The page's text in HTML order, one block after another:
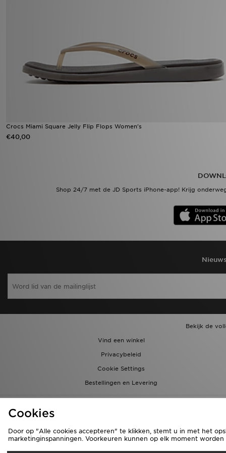
Crocs Miami Square Jelly Flip Flops Women's
€40,00
Shop 24/7 met de JD Sports iPhone-app! Krijg
Bekijk de
Vind een winkel
Privacybeleid
Cookie Settings
Bestellingen en Levering
Cookies
Door op "Alle cookies accepteren" te klikken, stemt u in met het
marketinginspanningen. Voorkeuren kunnen op elk moment